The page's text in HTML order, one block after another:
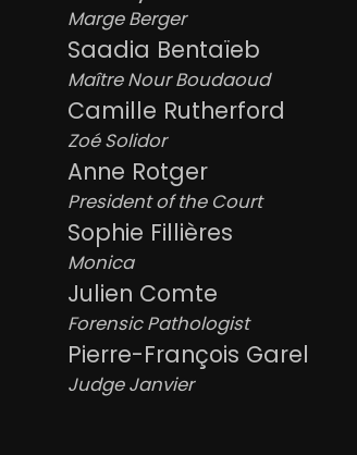
Marge Berger
Saadia Bentaïeb
Maître Nour Boudaoud
Camille Rutherford
Zoé Solidor
Anne Rotger
President of the Court
Sophie Fillières
Monica
Julien Comte
Forensic Pathologist
Pierre-François Garel
Judge Janvier